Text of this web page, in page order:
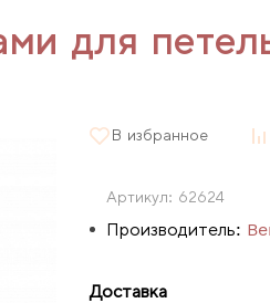
для
В избранное
Артикул: 62624
Производитель:
Доставка